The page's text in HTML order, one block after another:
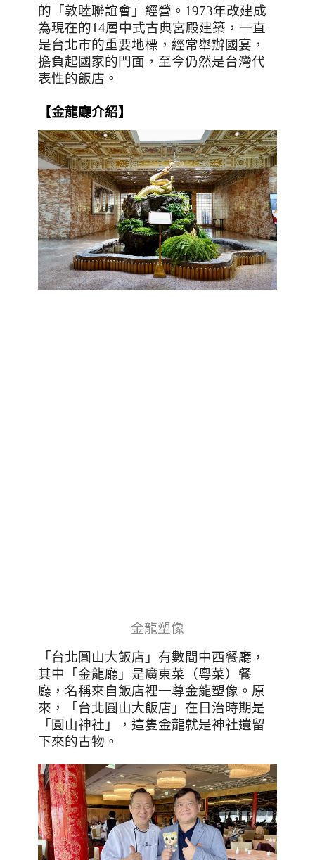
的「敦睦聯誼會」經營。 1973年改建成
為現在的14層中式古典宮殿建築，一直
是台北市的重要地標，經常舉辦國宴，
擔負起國家的門面，至今仍然是台灣代
表性的飯店。
【金龍廳介紹】
金龍塑像
「台北圓山大飯店」有數間中西餐廳，
其中「金龍廳」是廣東菜（粵菜）餐
廳，名稱來自飯店裡一尊金龍塑像。原
來，「台北圓山大飯店」在日治時期是
「圓山神社」，這隻金龍就是神社遺留
下來的古物。